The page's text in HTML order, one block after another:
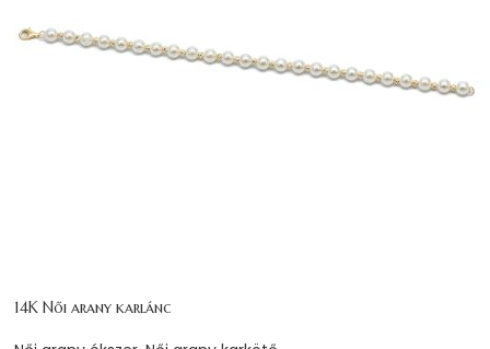
14K Női arany karlánc